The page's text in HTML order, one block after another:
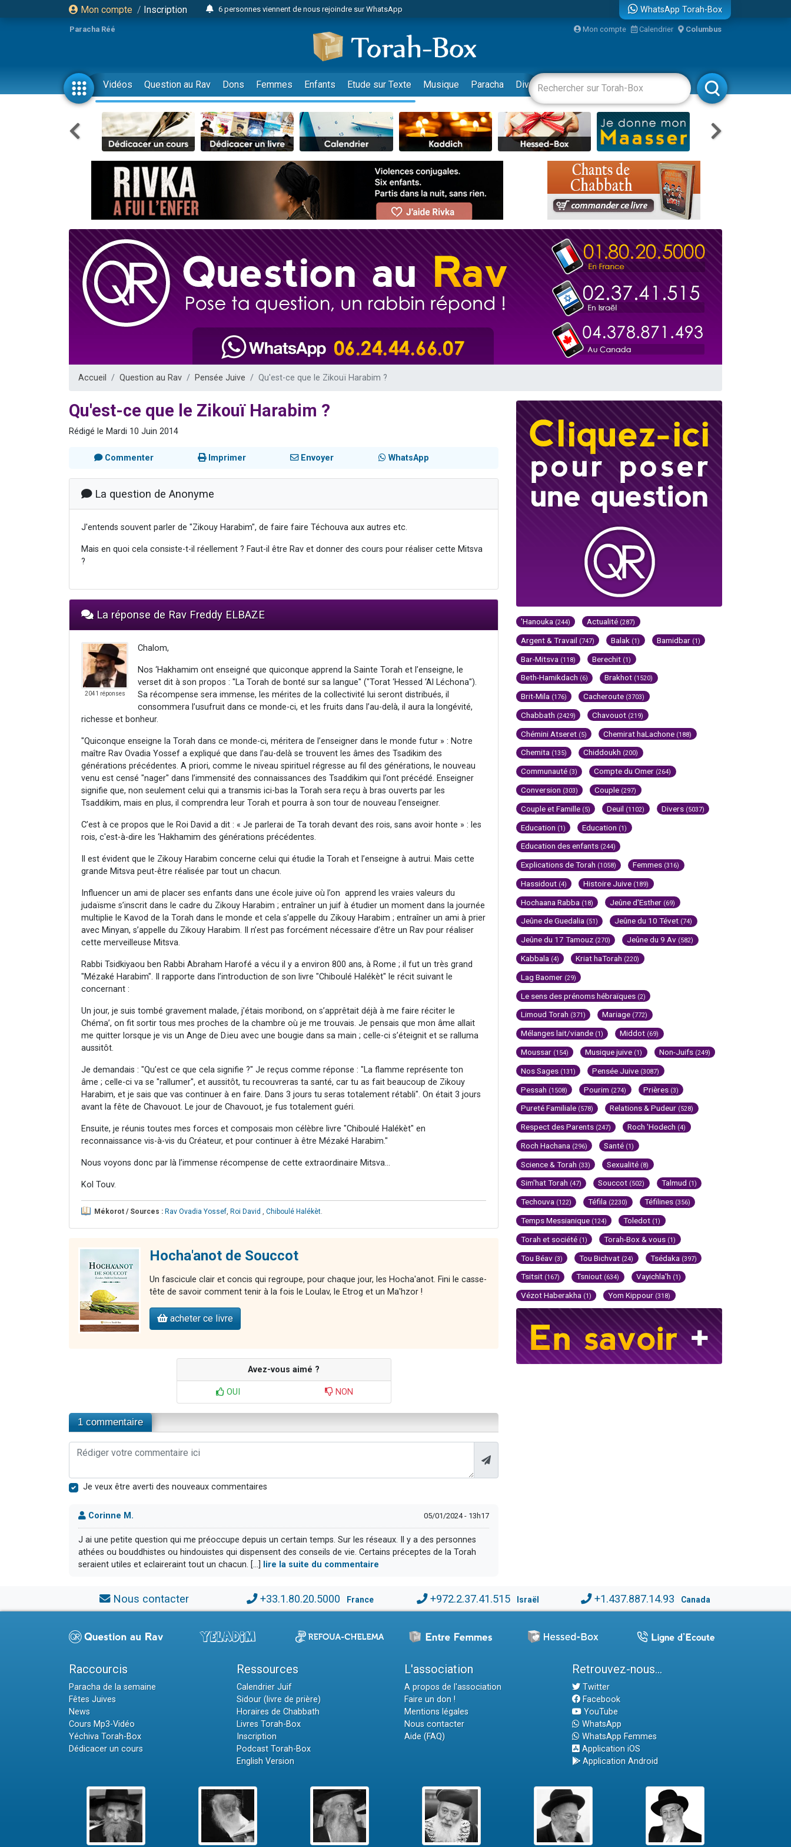
Mon compte / Inscription
6 personnes viennent de nous rejoindre sur WhatsApp
2 personnes viennent de faire un don pour 1 Journée de Vacances Pour les Enfants
17 personnes viennent de demander une bénédiction
4 personnes viennent de nous rejoindre sur WhatsApp
Il reste 49 places pour étudier en groupe sur Zoom
23 personnes viennent de faire un don pour Diane, 80 ans, dans un appartement insalubre
Eva vient de donner son Maasser
4 personnes viennent de nous rejoindre sur WhatsApp
3 personnes viennent de nous rejoindre sur WhatsApp
3 personnes viennent de faire un don pour 5 jours de vacances aux Orphelins
Odaya vient de donner son Maasser
13 personnes viennent de demander une bénédiction
2 personnes viennent de nous rejoindre sur WhatsApp
30 personnes viennent de faire un don pour Sauvez la jambe de Yohan
Il reste 49 places pour étudier en groupe sur Zoom
3 personnes viennent de nous rejoindre sur WhatsApp
2 personnes viennent de nous rejoindre sur WhatsApp
2 personnes viennent de nous rejoindre sur WhatsApp
WhatsApp Torah-Box
Paracha Réé Mon compte Calendrier Columbus
Vidéos Question au Rav Dons Femmes Enfants Etude sur Texte Musique Paracha Divertissements Livres Rabbanim
Accueil Question au Rav Pensée Juive Qu'est-ce que le Zikouï Harabim ?
Qu'est-ce que le Zikouï Harabim ?
Rédigé le Mardi 10 Juin 2014
Commenter Imprimer Envoyer WhatsApp
La question de Anonyme
J'entends souvent parler de "Zikouy Harabim", de faire faire Téchouva aux autres etc.
Mais en quoi cela consiste-t-il réellement ? Faut-il être Rav et donner des cours pour réaliser cette Mitsva
?
La réponse de Rav Freddy ELBAZE
2041 réponses
Chalom,
Nos ‘Hakhamim ont enseigné que quiconque apprend la Sainte Torah et l’enseigne, le
verset dit à son propos : "La Torah de bonté sur sa langue" ("Torat ‘Hessed ‘Al Léchona").
Sa récompense sera immense, les mérites de la collectivité lui seront distribués, il
consommera l’usufruit dans ce monde-ci, et les fruits dans l’au-delà, il aura la longévité,
richesse et bonheur.
"Quiconque enseigne la Torah dans ce monde-ci, méritera de l’enseigner dans le monde futur » : Notre
maître Rav Ovadia Yossef a expliqué que dans l’au-delà se trouvent les âmes des Tsadikim des
générations précédentes. A priori, comme le niveau spirituel régresse au fil des générations, le nouveau
venu est censé "nager" dans l’immensité des connaissances des Tsaddikim qui l’ont précédé. Enseigner
signifie que, non seulement celui qui a transmis ici-bas la Torah sera reçu à bras ouverts par les
Tsaddikim, mais en plus, il comprendra leur Torah et pourra à son tour de nouveau l’enseigner.
C’est à ce propos que le Roi David a dit : « Je parlerai de Ta torah devant des rois, sans avoir honte » : les
rois, c'est-à-dire les ‘Hakhamim des générations précédentes.
Il est évident que le Zikouy Harabim concerne celui qui étudie la Torah et l’enseigne à autrui. Mais cette
grande Mitsva peut-être réalisée par tout un chacun.
Influencer un ami de placer ses enfants dans une école juive où l’on apprend les vraies valeurs du
judaïsme s’inscrit dans le cadre du Zikouy Harabim ; entraîner un juif à étudier un moment dans la journée
multiplie le Kavod de la Torah dans le monde et cela s’appelle du Zikouy Harabim ; entraîner un ami à prier
avec Minyan, s’appelle du Zikouy Harabim. Il n’est pas forcément nécessaire d’être un Rav pour réaliser
cette merveilleuse Mitsva.
Rabbi Tsidkiyaou ben Rabbi Abraham Harofé a vécu il y a environ 800 ans, à Rome ; il fut un très grand
"Mézaké Harabim". Il rapporte dans l’introduction de son livre "Chiboulé Halékèt" le récit suivant le
concernant :
Un jour, je suis tombé gravement malade, j’étais moribond, on s’apprêtait déjà à me faire réciter le
Chéma’, on fit sortir tous mes proches de la chambre où je me trouvais. Je pensais que mon âme allait
me quitter lorsque je vis un Ange de D.ieu avec une bougie dans sa main ; celle-ci s’éteignit et se ralluma
aussitôt.
Je demandais : "Qu’est ce que cela signifie ?" Je reçus comme réponse : "La flamme représente ton
âme ; celle-ci va se "rallumer", et aussitôt, tu recouvreras ta santé, car tu as fait beaucoup de Zikouy
Harabim, et je sais que vas continuer à en faire. Dans 3 jours tu seras totalement rétabli". On était 3 jours
avant la fête de Chavouot. Le jour de Chavouot, je fus totalement guéri.
Ensuite, je réunis toutes mes forces et composais mon célèbre livre "Chiboulé Halékèt" en
reconnaissance vis-à-vis du Créateur, et pour continuer à être Mézaké Harabim."
Nous voyons donc par là l’immense récompense de cette extraordinaire Mitsva...
Kol Touv.
Mékorot / Sources : Rav Ovadia Yossef Roi David Chiboulé Halékèt
Hocha'anot de Souccot
Un fascicule clair et concis qui regroupe, pour chaque jour, les Hocha'anot. Fini le casse-
tête de savoir comment tenir à la fois le Loulav, le Etrog et un Ma'hzor !
acheter ce livre
Avez-vous aimé ?
OUI NON
1 commentaire
Je veux être averti des nouveaux commentaires
Corinne M. 05/01/2024 - 13h17
J ai une petite question qui me préoccupe depuis un certain temps. Sur les réseaux. Il y a des personnes
athées ou bouddhistes ou hindouistes qui dispensent des conseils de vie. Certains préceptes de la Torah
seraient utiles et eclaireraint tout un chacun. [...]
lire la suite du commentaire
'Hanouka (244) Actualité (287)
Argent & Travail (747) Balak (1) Bamidbar (1)
Bar-Mitsva (118) Berechit (1)
Beth-Hamikdach (6) Brakhot (1520)
Brit-Mila (176) Cacheroute (3703)
Chabbath (2429) Chavouot (219)
Chémini Atseret (5) Chemirat haLachone (188)
Chemita (135) Chiddoukh (200)
Communauté (3) Compte du Omer (264)
Conversion (303) Couple (297)
Couple et Famille (5) Deuil (1102) Divers (5037)
Education (1) Education (1)
Education des enfants (244)
Explications de Torah (1058) Femmes (316)
Hassidout (4) Histoire Juive (189)
Hochaana Rabba (18) Jeûne d'Esther (69)
Jeûne de Guedalia (51) Jeûne du 10 Tévet (74)
Jeûne du 17 Tamouz (270) Jeûne du 9 Av (582)
Kabbala (4) Kriat haTorah (220)
Lag Baomer (29)
Le sens des prénoms hébraïques (2)
Limoud Torah (371) Mariage (772)
Mélanges lait/viande (1) Middot (69)
Moussar (154) Musique juive (1) Non-Juifs (249)
Nos Sages (131) Pensée Juive (3087)
Pessah (1508) Pourim (274) Prières (3)
Pureté Familiale (578) Relations & Pudeur (528)
Respect des Parents (247) Roch 'Hodech (4)
Roch Hachana (296) Santé (1)
Science & Torah (33) Sexualité (8)
Sim'hat Torah (47) Souccot (502) Talmud (1)
Techouva (122) Téfila (2230) Téfilines (356)
Temps Messianique (124) Toledot (1)
Torah et société (1) Torah-Box & vous (1)
Tou Béav (3) Tou Bichvat (24) Tsédaka (397)
Tsitsit (167) Tsniout (634) Vayichla'h (1)
Vézot Haberakha (1) Yom Kippour (318)
Nous contacter +33.1.80.20.5000 France +972.2.37.41.515 Israël +1.437.887.14.93 Canada
Raccourcis
Paracha de la semaine
Fêtes Juives
News
Cours Mp3-Vidéo
Yéchiva Torah-Box
Dédicacer un cours
Ressources
Calendrier Juif
Sidour (livre de prière)
Horaires de Chabbath
Livres Torah-Box
Inscription
Podcast Torah-Box
English Version
L'association
A propos de l'association
Faire un don !
Mentions légales
Nous contacter
Aide (FAQ)
Retrouvez-nous...
Twitter
Facebook
YouTube
WhatsApp
WhatsApp Femmes
Application iOS
Application Android